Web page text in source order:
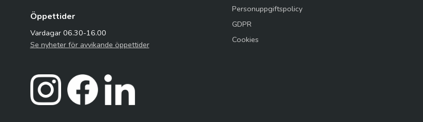
Öppettider
Vardagar 06.30-16.00
Se nyheter för avvikande öppettider
Personuppgiftspolicy
GDPR
Cookies